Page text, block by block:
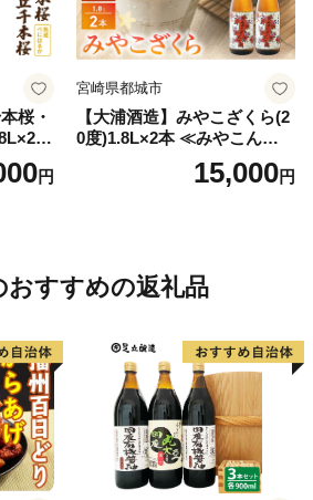
桜・
本
円
宮崎県都城市
【大浦酒造】みやこざくら(2
0度)1.8L×2本 ≪みやこんじょ
特急便≫_MJ-077115,000円
おすすめの返礼品